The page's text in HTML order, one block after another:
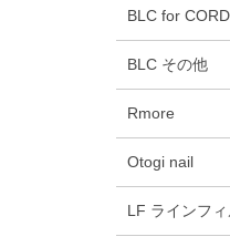
BLC for
BLC その他
Rmore
Otogi nail
LF ラインフィ